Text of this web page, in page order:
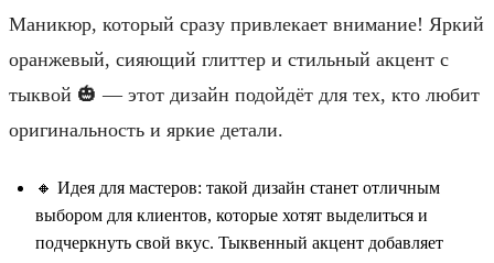
Маникюр, который сразу привлекает внимание! Яркий
оранжевый, сияющий глиттер и стильный акцент с
тыквой 🎃 — этот дизайн подойдёт для тех, кто любит
оригинальность и яркие детали.
🔸 Идея для мастеров: такой дизайн станет отличным
выбором для клиентов, которые хотят выделиться и
подчеркнуть свой вкус. Тыквенный акцент добавляет